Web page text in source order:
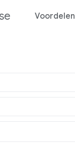
Voordelen